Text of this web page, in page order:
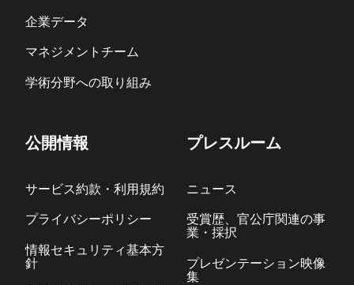
企業データ
マネジメントチーム
学術分野への取り組み
公開情報
サービス約款・利用規約
プライバシーポリシー
情報セキュリティ基本方
針
プレスルーム
ニュース
受賞歴、官公庁関連の事
業・採択
プレゼンテーション映像
集